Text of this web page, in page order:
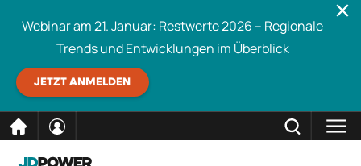
Webinar am 21. Januar: Restwerte 2026 – Regionale
Trends und Entwicklungen im Überblick
JETZT ANMELDEN